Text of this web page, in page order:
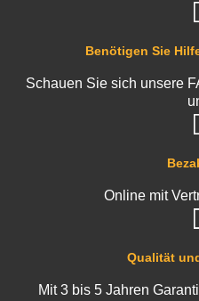
Qualität
Mit 3 bis 5 Jahren
Online mit
Benötigen Sie
Schauen Sie sich unsere